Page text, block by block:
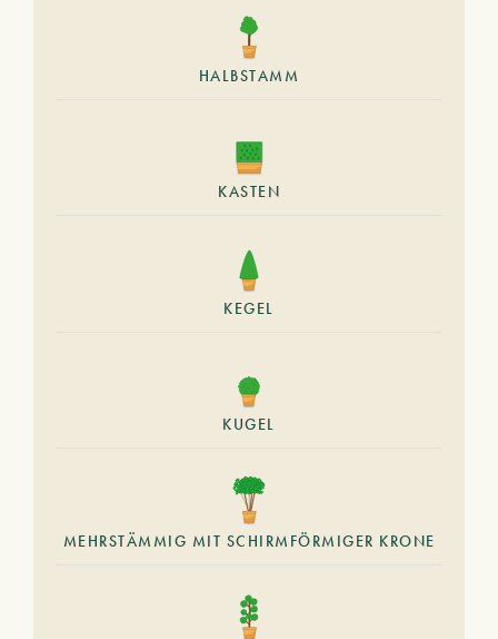
HALBSTAMM
KASTEN
KEGEL
KUGEL
MEHRSTÄMMIG MIT SCHIRMFÖRMIGER KRONE